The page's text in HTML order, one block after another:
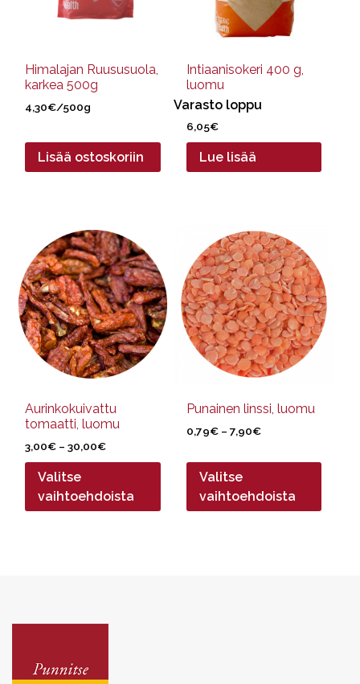
Himalajan Ruususuola,
karkea 500g
4,30€/500g
Lisää ostoskoriin
Intiaanisokeri 400 g,
luomu
Varasto loppu
6,05€
Lue lisää
Aurinkokuivattu
tomaatti, luomu
3,00€ – 30,00€Hintaluokka:
3,00€
30,00€
Valitse
vaihtoehdoista
tuotteella
on
useampi
muunnelma.
Voit
tehdä
valinnat
sivulla.
Punainen linssi, luomu
0,79€ – 7,90€Hintaluokka:
-
Valitse
vaihtoehdoista
tuotteella
on
useampi
muunnelma.
Voit
tehdä
valinnat
sivulla.